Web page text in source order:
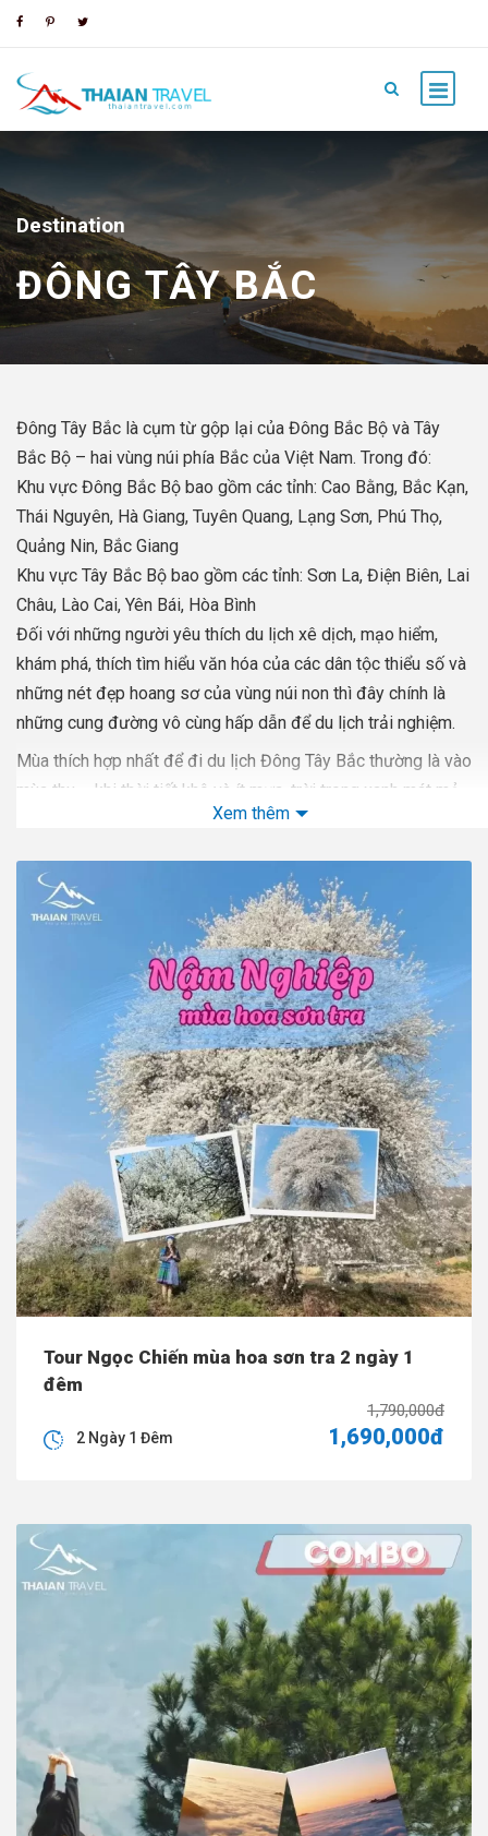
Destination
ĐÔNG TÂY BẮC
Đông Tây Bắc là cụm từ gộp lại của Đông Bắc Bộ và Tây
Bắc Bộ – hai vùng núi phía Bắc của Việt Nam. Trong đó:
Khu vực Đông Bắc Bộ bao gồm các tỉnh: Cao Bằng, Bắc Kạn,
Thái Nguyên, Hà Giang, Tuyên Quang, Lạng Sơn, Phú Thọ,
Quảng Nin, Bắc Giang
Khu vực Tây Bắc Bộ bao gồm các tỉnh: Sơn La, Điện Biên, Lai
Châu, Lào Cai, Yên Bái, Hòa Bình
Đối với những người yêu thích du lịch xê dịch, mạo hiểm,
khám phá, thích tìm hiểu văn hóa của các dân tộc thiểu số và
những nét đẹp hoang sơ của vùng núi non thì đây chính là
những cung đường vô cùng hấp dẫn để du lịch trải nghiệm.
Mùa thích hợp nhất để đi du lịch Đông Tây Bắc thường là vào
mùa thu – khi thời tiết khô và ít mưa, trời trong xanh mát mẻ
– đó là thời điểm những nương ruộng bậc thang vàng ngập
Xem thêm
Tour Ngọc Chiến mùa hoa sơn tra 2 ngày 1
đêm
1,790,000đ
1,690,000đ
2 Ngày 1 Đêm